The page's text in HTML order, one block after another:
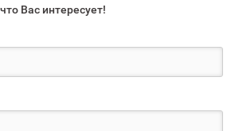
что Вас интересует!